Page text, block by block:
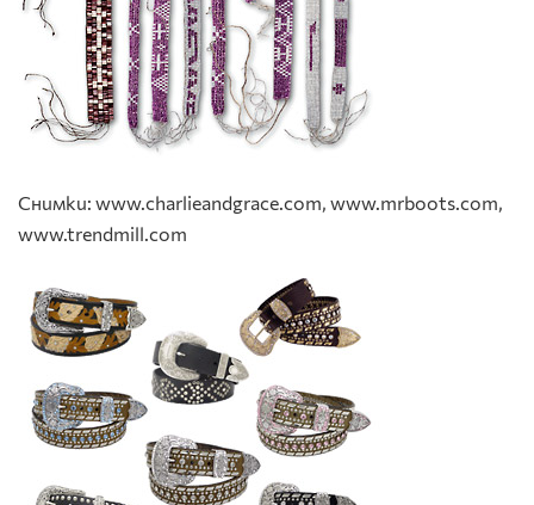
Снимки: www.charlieandgrace.com, www.mrboots.com,
www.trendmill.com